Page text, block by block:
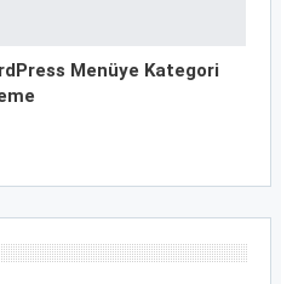
Menüye Kategori